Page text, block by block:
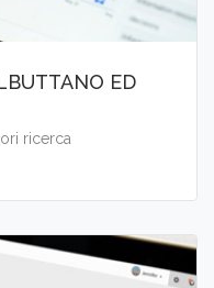
ED
ricerca